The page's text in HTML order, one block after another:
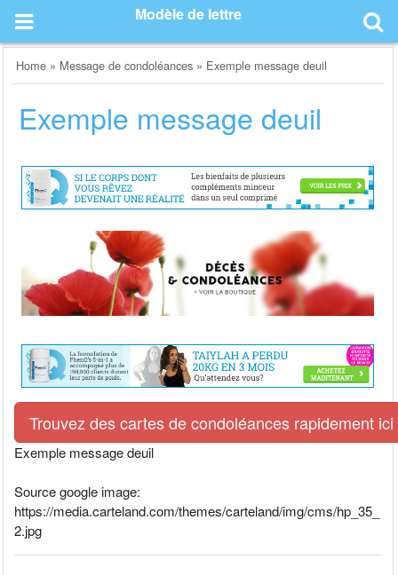
content
Modèle de lettre
Home » Message de condoléances » Exemple message deuil
Exemple message deuil
Trouvez des cartes de condoléances rapidement ici
Exemple message deuil
Source google image:
https://media.carteland.com/themes/carteland/img/cms/hp_35_
2.jpg